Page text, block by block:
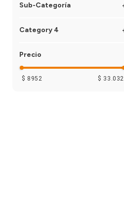
Styling
Sub-Categoría
Shampoo
Acondicionador
Aceites y Serum
Category 4
shampoo con variación
$ 8952 $ 33.032